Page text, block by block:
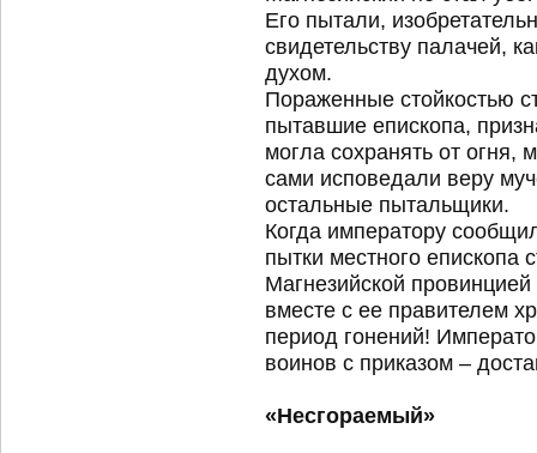
Его пытали,
свидетельству палачей,
духом.
Пораженные стойкостью
пытавшие епископа,
могла сохранять от огня,
сами исповедали веру
остальные пытальщики.
Когда императору
пытки местного епископа
Магнезийской
вместе с ее правителем
период гонений!
воинов с приказом –
«Несгораемый»